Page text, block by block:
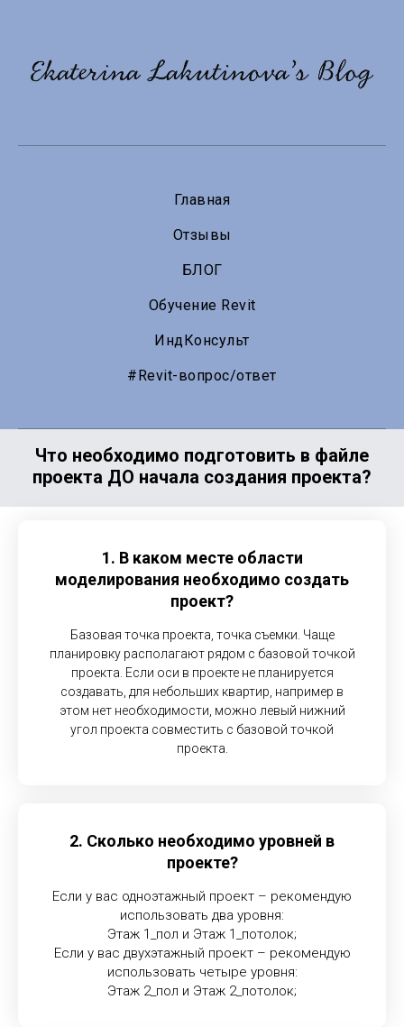
Главная
Отзывы
БЛОГ
Обучение Revit
ИндКонсульт
#Revit-вопрос/ответ
Что необходимо подготовить в файле
проекта ДО начала создания проекта?
1. В каком месте области
моделирования необходимо создать
проект?
Базовая точка проекта, точка съемки. Чаще
планировку располагают рядом с базовой точкой
проекта. Если оси в проекте не планируется
создавать, для небольших квартир, например в
этом нет необходимости, можно левый нижний
угол проекта совместить с базовой точкой
проекта.
2. Сколько необходимо уровней в
проекте?
Если у вас одноэтажный проект – рекомендую
использовать два уровня:
Этаж 1_пол и Этаж 1_потолок;
Если у вас двухэтажный проект – рекомендую
использовать четыре уровня:
Этаж 2_пол и Этаж 2_потолок;